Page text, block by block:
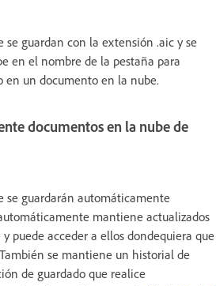
se guardan con la extensión .aic y se
en el nombre de la pestaña para
en un documento en la nube.
documentos en la nube de
se guardarán automáticamente
mantiene actualizados
puede acceder a ellos dondequiera que
se mantiene un historial de
de guardado que realice